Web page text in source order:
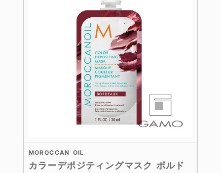
MOROCCAN OIL
カラーデポジティングマスク ボルド